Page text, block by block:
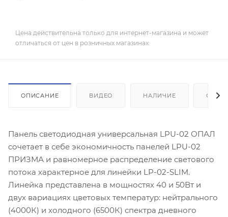
Цена действительна только для интернет-магазина и может
отличаться от цен в розничных магазинах
ОПИСАНИЕ ВИДЕО НАЛИЧИЕ
Панель светодиодная универсальная LPU-02 ОПАЛ
сочетает в себе экономичность панелей LPU-02
ПРИЗМА и равномерное распределение светового
потока характерное для линейки LP-02-SLIM.
Линейка представлена в мощностях 40 и 50Вт и
двух вариациях цветовых температур: нейтрального
(4000К) и холодного (6500К) спектра дневного